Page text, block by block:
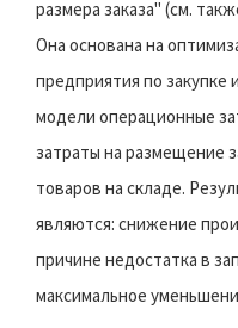
размера заказа" (см.
Она основана на
предприятия по закупке
модели операционные
затраты на размещение
товаров на складе.
являются: снижение
причине недостатка в
максимальное